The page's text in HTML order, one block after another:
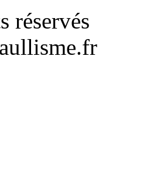
réservés